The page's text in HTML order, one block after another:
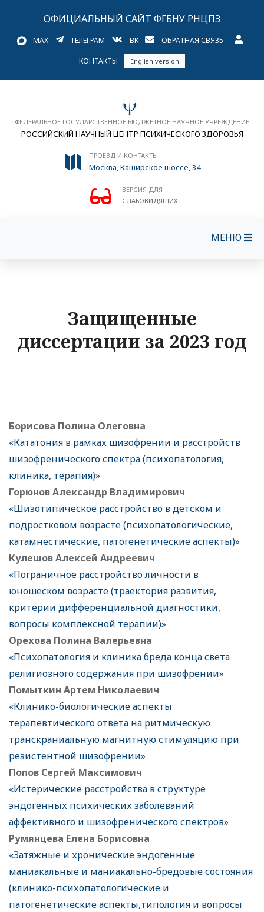
ОФИЦИАЛЬНЫЙ САЙТ ФГБНУ РНЦПЗ
MAX ТЕЛЕГРАМ ВК ОБРАТНАЯ СВЯЗЬ
КОНТАКТЫ English version
ФЕДЕРАЛЬНОЕ ГОСУДАРСТВЕННОЕ БЮДЖЕТНОЕ НАУЧНОЕ УЧРЕЖДЕНИЕ
РОССИЙСКИЙ НАУЧНЫЙ ЦЕНТР ПСИХИЧЕСКОГО ЗДОРОВЬЯ
ПРОЕЗД И КОНТАКТЫ
Москва, Каширское шоссе, 34
ВЕРСИЯ ДЛЯ
СЛАБОВИДЯЩИХ
МЕНЮ
Защищенные
диссертации за 2023 год
Борисова Полина Олеговна
«Кататония в рамках шизофрении и расстройств
шизофренического спектра (психопатология,
клиника, терапия)»
Горюнов Александр Владимирович
«Шизотипическое расстройство в детском и
подростковом возрасте (психопатологические,
катамнестические, патогенетические аспекты)»
Кулешов Алексей Андреевич
«Пограничное расстройство личности в
юношеском возрасте (траектория развития,
критерии дифференциальной диагностики,
вопросы комплексной терапии)»
Орехова Полина Валерьевна
«Психопатология и клиника бреда конца света
религиозного содержания при шизофрении»
Помыткин Артем Николаевич
«Клинико-биологические аспекты
терапевтического ответа на ритмическую
транскраниальную магнитную стимуляцию при
резистентной шизофрении»
Попов Сергей Максимович
«Истерические расстройства в структуре
эндогенных психических заболеваний
аффективного и шизофренического спектров»
Румянцева Елена Борисовна
«Затяжные и хронические эндогенные
маниакальные и маниакально-бредовые состояния
(клинико-психопатологические и
патогенетические аспекты,типология и вопросы